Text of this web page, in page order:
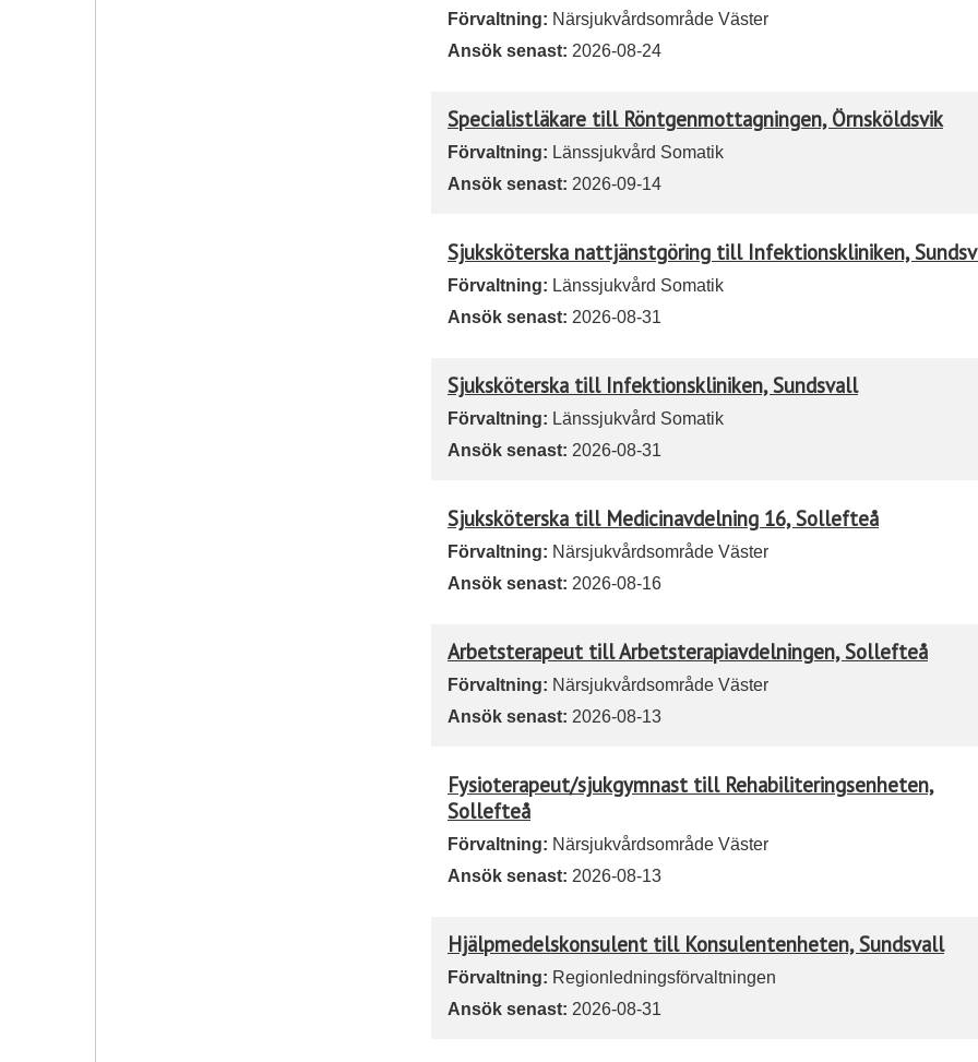
Förvaltning: Närsjukvårdsområde Väster
Ansök senast: 2026-08-24
Specialistläkare till Röntgenmottagningen, Örnsköldsvik
Förvaltning: Länssjukvård Somatik
Ansök senast: 2026-09-14
Sjuksköterska nattjänstgöring till Infektionskliniken,
Förvaltning: Länssjukvård Somatik
Ansök senast: 2026-08-31
Sjuksköterska till Infektionskliniken, Sundsvall
Förvaltning: Länssjukvård Somatik
Ansök senast: 2026-08-31
Sjuksköterska till Medicinavdelning 16, Sollefteå
Förvaltning: Närsjukvårdsområde Väster
Ansök senast: 2026-08-16
Arbetsterapeut till Arbetsterapiavdelningen, Sollefteå
Förvaltning: Närsjukvårdsområde Väster
Ansök senast: 2026-08-13
Fysioterapeut/sjukgymnast till Rehabiliteringsenheten,
Sollefteå
Förvaltning: Närsjukvårdsområde Väster
Ansök senast: 2026-08-13
Hjälpmedelskonsulent till Konsulentenheten, Sundsvall
Förvaltning: Regionledningsförvaltningen
Ansök senast: 2026-08-31